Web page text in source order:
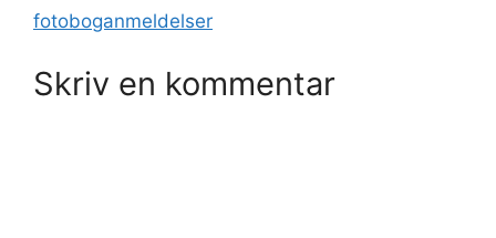
fotoboganmeldelser
Skriv en kommentar